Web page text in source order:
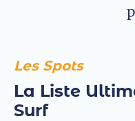
Les Spots
La Liste
Surf